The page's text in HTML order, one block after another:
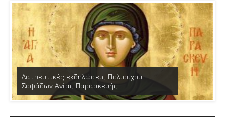
Λατρευτικές εκδηλώσεις Πολιούχου
Σοφάδων Αγίας Παρασκευής